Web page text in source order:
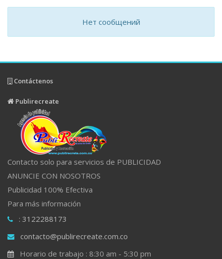
Нет сообщений
Contáctenos
Publirecreate
Contacto solo para servicios de PUBLICIDAD
ANUNCIE CON NOSOTROS
Publicidad 100% Efectiva
Para más información
: 3122288173
contacto@publirecreate.com.co
Horario de trabajo : 8:30 am - 5:30 pm